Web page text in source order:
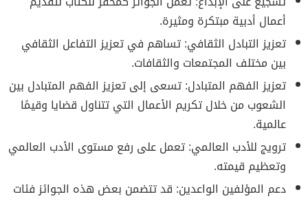
أعمال أدبية مبتكرة ومثيرة.
تعزيز التبادل الثقافي: تساهم في تعزيز التفاعل الثقافي
بين مختلف المجتمعات والثقافات.
تعزيز الفهم المتبادل: تسعى إلى تعزيز الفهم المتبادل بين
الشعوب من خلال تكريم الأعمال التي تتناول قضايا وقيمًا
عالمية.
ترويج للأدب العالمي: تعمل على رفع مستوى الأدب العالمي
وتعظيم قيمته.
دعم المؤلفين الواعدين: قد تتضمن بعض هذه الجوائز فئات